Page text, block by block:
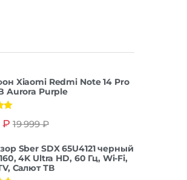
Xiaomi Redmi Note 14 Pro
Aurora Purple
₽ 19 999₽
Sber SDX 65U4121 черный
4K Ultra HD, 60 Гц, Wi-Fi,
Салют ТВ